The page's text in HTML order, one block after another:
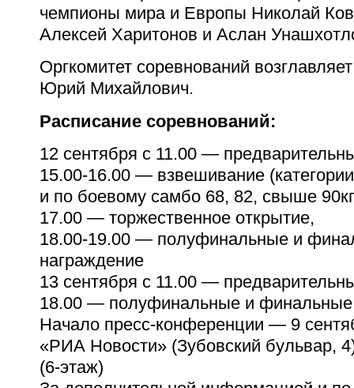
чемпионы мира и Европы Николай
Алексей Харитонов и Аслан
Оргкомитет соревнований
Юрий Михайлович.
Расписание соревнований:
12 сентября с 11.00 —
15.00-16.00 — взвешивание
и по боевому самбо 68, 82, свыше
17.00 — торжественное открытие,
18.00-19.00 — полуфинальные и
награждение
13 сентября с 11.00 —
18.00 — полуфинальные и финальные
Начало пресс-конференции — 9
«РИА Новости» (Зубовский бульвар,
(6-этаж)